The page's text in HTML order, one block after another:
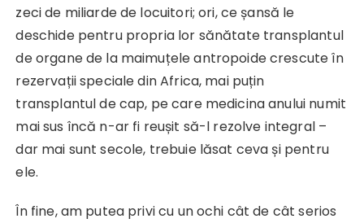
zeci de miliarde de locuitori; ori, ce șansă le
deschide pentru propria lor sănătate transplantul
de organe de la maimuțele antropoide crescute în
rezervații speciale din Africa, mai puțin
transplantul de cap, pe care medicina anului numit
mai sus încă n-ar fi reușit să-l rezolve integral –
dar mai sunt secole, trebuie lăsat ceva și pentru
ele.
În fine, am putea privi cu un ochi cât de cât serios